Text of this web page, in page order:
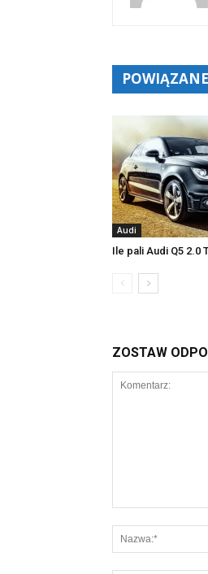
Audi
Ile pali Audi Q5 2.0
ZOSTAW